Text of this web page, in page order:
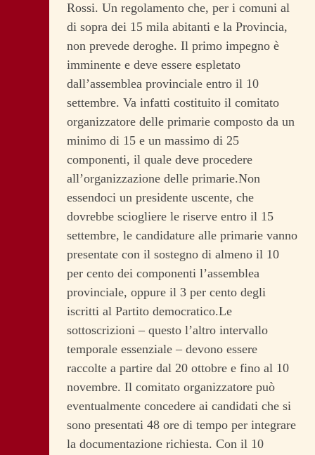
Rossi. Un regolamento che, per i comuni al
di sopra dei 15 mila abitanti e la Provincia,
non prevede deroghe. Il primo impegno è
imminente e deve essere espletato
dall’assemblea provinciale entro il 10
settembre. Va infatti costituito il comitato
organizzatore delle primarie composto da un
minimo di 15 e un massimo di 25
componenti, il quale deve procedere
all’organizzazione delle primarie.Non
essendoci un presidente uscente, che
dovrebbe sciogliere le riserve entro il 15
settembre, le candidature alle primarie vanno
presentate con il sostegno di almeno il 10
per cento dei componenti l’assemblea
provinciale, oppure il 3 per cento degli
iscritti al Partito democratico.Le
sottoscrizioni – questo l’altro intervallo
temporale essenziale – devono essere
raccolte a partire dal 20 ottobre e fino al 10
novembre. Il comitato organizzatore può
eventualmente concedere ai candidati che si
sono presentati 48 ore di tempo per integrare
la documentazione richiesta. Con il 10